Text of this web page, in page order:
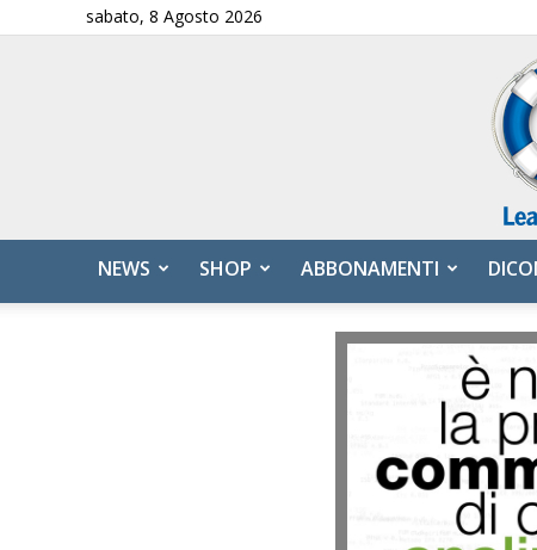
sabato, 8 Agosto 2026
NEWS SHOP ABBONAMENTI